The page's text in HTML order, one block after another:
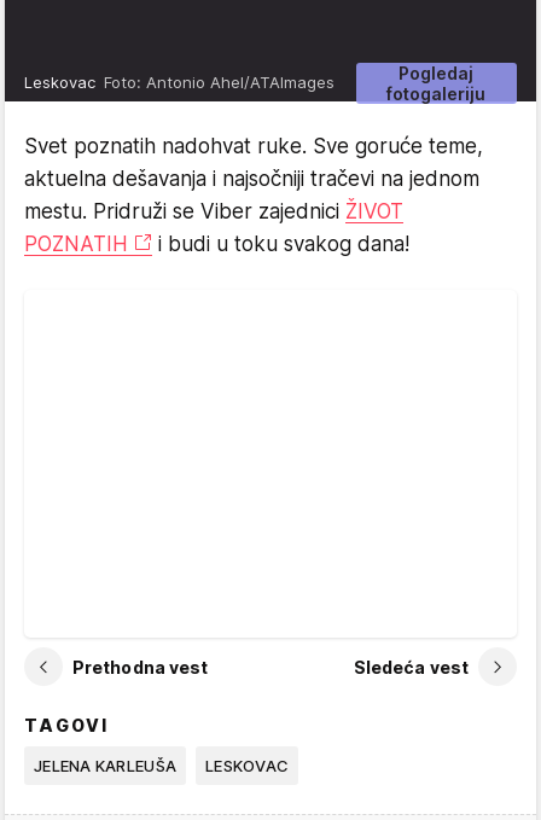
Pogledaj
fotogaleriju
Leskovac Foto: Antonio Ahel/ATAImages
Svet poznatih nadohvat ruke. Sve goruće teme,
aktuelna dešavanja i najsočniji tračevi na jednom
mestu. Pridruži se Viber zajednici ŽIVOT
POZNATIH
i budi u toku svakog dana!
Prethodna vest Sledeća vest
TAGOVI
JELENA KARLEUŠA LESKOVAC